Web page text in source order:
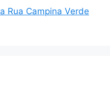
Rua Campina Verde